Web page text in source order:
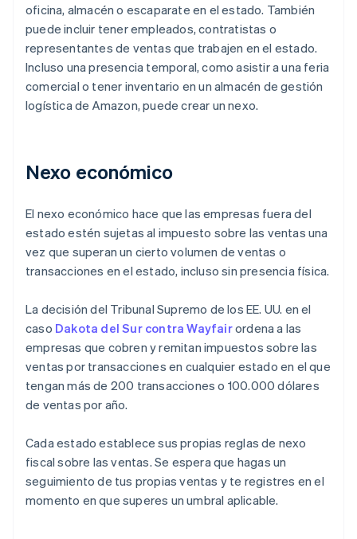
oficina, almacén o escaparate en el estado. También
puede incluir tener empleados, contratistas o
representantes de ventas que trabajen en el estado.
Incluso una presencia temporal, como asistir a una feria
comercial o tener inventario en un almacén de gestión
logística de Amazon, puede crear un nexo.
Nexo económico
El nexo económico hace que las empresas fuera del
estado estén sujetas al impuesto sobre las ventas una
vez que superan un cierto volumen de ventas o
transacciones en el estado, incluso sin presencia física.
La decisión del Tribunal Supremo de los EE. UU. en el
caso Dakota del Sur contra Wayfairordena a las
empresas que cobren y remitan impuestos sobre las
ventas por transacciones en cualquier estado en el que
tengan más de 200 transacciones o 100.000 dólares
de ventas por año.
Cada estado establece sus propias reglas de nexo
fiscal sobre las ventas. Se espera que hagas un
seguimiento de tus propias ventas y te registres en el
momento en que superes un umbral aplicable.